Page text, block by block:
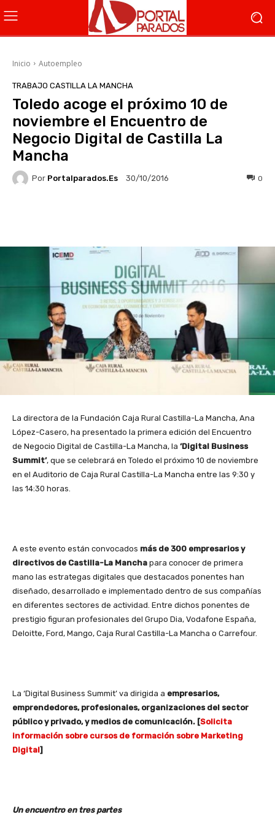
Inicio Autoempleo
TRABAJO CASTILLA LA MANCHA
Toledo acoge el próximo 10 de
noviembre el Encuentro de
Negocio Digital de Castilla La
Mancha
Por Portalparados.es 30/10/2016 0
La directora de la Fundación Caja Rural Castilla-La Mancha, Ana
López-Casero, ha presentado la primera edición del Encuentro
de Negocio Digital de Castilla-La Mancha, la ‘Digital Business
Summit’, que se celebrará en Toledo el próximo 10 de noviembre
en el Auditorio de Caja Rural Castilla-La Mancha entre las 9:30 y
las 14:30 horas.
A este evento están convocados más de 300 empresarios y
directivos de Castilla-La Mancha para conocer de primera
mano las estrategas digitales que destacados ponentes han
diseñado, desarrollado e implementado dentro de sus compañías
en diferentes sectores de actividad. Entre dichos ponentes de
prestigio figuran profesionales del Grupo Dia, Vodafone España,
Deloitte, Ford, Mango, Caja Rural Castilla-La Mancha o Carrefour.
La ‘Digital Business Summit’ va dirigida a empresarios,
emprendedores, profesionales, organizaciones del sector
público y privado, y medios de comunicación. [Solicita
información sobre cursos de formación sobre Marketing
Digital]
Un encuentro en tres partes